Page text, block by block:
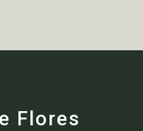
Flores